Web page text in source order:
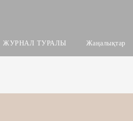
ЖУРНАЛ ТУРАЛЫ Жаңалықтар